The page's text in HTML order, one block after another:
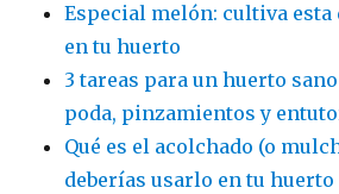
Especial melón: cultiva
en tu huerto
3 tareas para un huerto
poda, pinzamientos y
Qué es el acolchado (o
deberías usarlo en tu huerto